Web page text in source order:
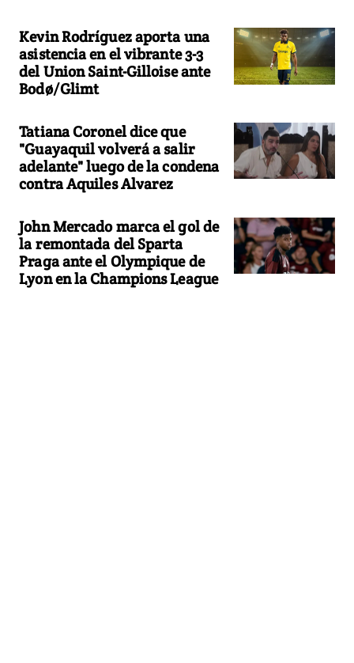
Kevin Rodríguez aporta una
asistencia en el vibrante 3-3
del Union Saint-Gilloise ante
Bodø/Glimt
Tatiana Coronel dice que
"Guayaquil volverá a salir
adelante" luego de la condena
contra Aquiles Alvarez
John Mercado marca el gol de
la remontada del Sparta
Praga ante el Olympique de
Lyon en la Champions League